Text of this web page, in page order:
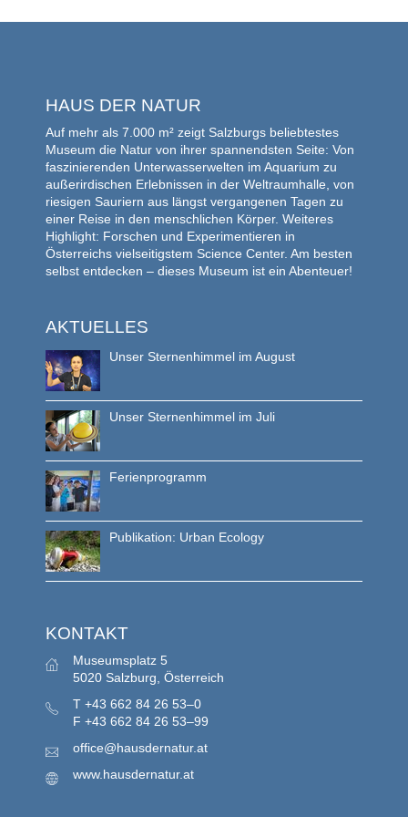
HAUS DER NATUR
Auf mehr als 7.000 m² zeigt Salzburgs beliebtestes
Museum die Natur von ihrer spannendsten Seite: Von
faszinierenden Unterwasserwelten im Aquarium zu
außerirdischen Erlebnissen in der Weltraumhalle, von
riesigen Sauriern aus längst vergangenen Tagen zu
einer Reise in den menschlichen Körper. Weiteres
Highlight: Forschen und Experimentieren in
Österreichs vielseitigstem Science Center. Am besten
selbst entdecken – dieses Museum ist ein Abenteuer!
AKTUELLES
Unser Sternenhimmel im August
Unser Sternenhimmel im Juli
Ferienprogramm
Publikation: Urban Ecology
KONTAKT
Museumsplatz 5
5020 Salzburg, Österreich
T +43 662 84 26 53–0
F +43 662 84 26 53–99
office@hausdernatur.at
www.hausdernatur.at